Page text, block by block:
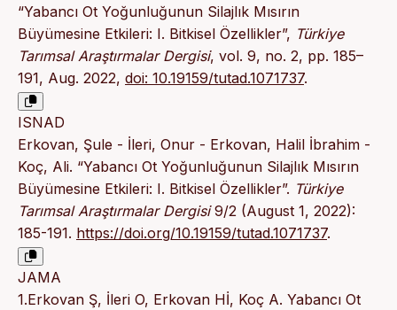
“Yabancı Ot Yoğunluğunun Silajlık Mısırın
Büyümesine Etkileri: I. Bitkisel Özellikler”, Türkiye
Tarımsal Araştırmalar Dergisi, vol. 9, no. 2, pp. 185–
191, Aug. 2022, doi: 10.19159/tutad.1071737.
ISNAD
Erkovan, Şule - İleri, Onur - Erkovan, Halil İbrahim -
Koç, Ali. “Yabancı Ot Yoğunluğunun Silajlık Mısırın
Büyümesine Etkileri: I. Bitkisel Özellikler”. Türkiye
Tarımsal Araştırmalar Dergisi9/2 (August 1, 2022):
185-191. https://doi.org/10.19159/tutad.1071737.
JAMA
1.Erkovan Ş, İleri O, Erkovan Hİ, Koç A. Yabancı Ot